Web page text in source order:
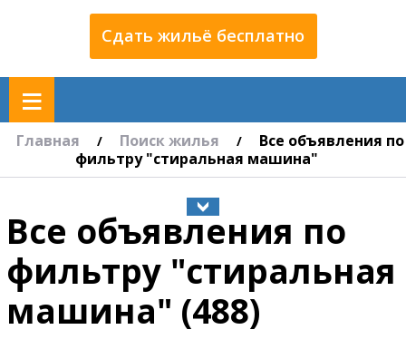
Сдать жильё бесплатно
≡
Главная / Поиск жилья /
Все объявления по
фильтру "стиральная машина"
Все объявления по
фильтру "стиральная
машина" (488)